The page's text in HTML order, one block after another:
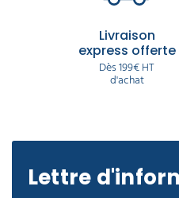
Livraison
express offerte
Dès 199€ HT
d'achat
Lettre